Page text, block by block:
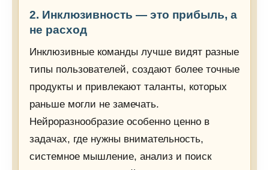
2. Инклюзивность — это прибыль, а
не расход
Инклюзивные команды лучше видят разные
типы пользователей, создают более точные
продукты и привлекают таланты, которых
раньше могли не замечать.
Нейроразнообразие особенно ценно в
задачах, где нужны внимательность,
системное мышление, анализ и поиск